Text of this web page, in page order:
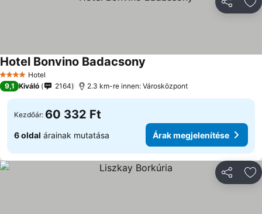
4 KategóriaHotel
Hotel Bonvino Badacsony
9,1 Kiváló 2164 2.3 km-re innen: Városközpont
Kezdőár: 60 332 Ft
6 oldal árainak mutatása Árak megjelenítése